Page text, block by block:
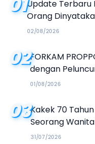
Update Terbaru
Orang
02/08/2026
02FORKAM
dengan
Organisasi
01/08/2026
03Kakek 70
Seorang
31/07/2026